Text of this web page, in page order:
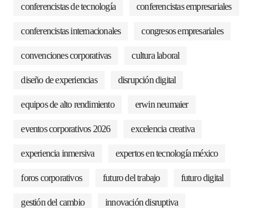
conferencistas de tecnología conferencistas empresariales
conferencistas internacionales congresos empresariales
convenciones corporativas cultura laboral
diseño de experiencias disrupción digital
equipos de alto rendimiento erwin neumaier
eventos corporativos 2026 excelencia creativa
experiencia inmersiva expertos en tecnología méxico
foros corporativos futuro del trabajo futuro digital
gestión del cambio innovación disruptiva